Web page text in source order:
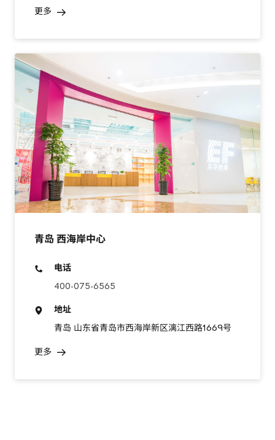
更多
青岛 西海岸中心
电话
400-075-6565
地址
青岛 山东省青岛市西海岸新区漓江西路1669号
更多